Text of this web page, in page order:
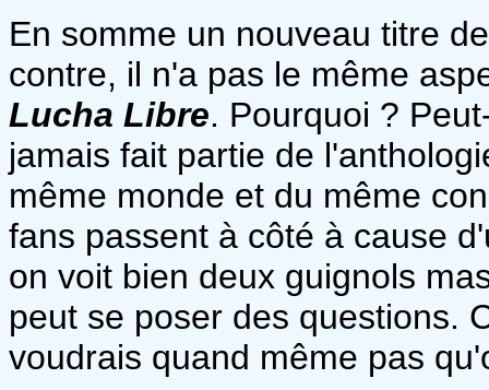
En somme un nouveau titre
contre, il n'a pas le même
Lucha Libre. Pourquoi ?
jamais fait partie de
même monde et du même
fans passent à côté à cause
on voit bien deux guignols
peut se poser des questions.
voudrais quand même pas